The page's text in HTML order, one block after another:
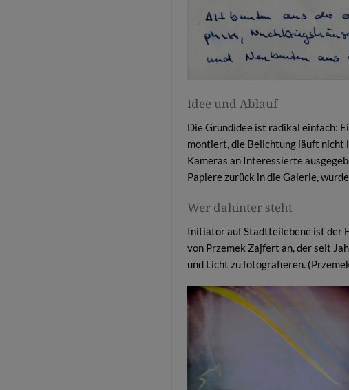
Idee und Ablauf
Die Grundidee ist radikal einfach:
montiert, die Belichtung läuft nicht
Kameras an Interessierte
Papiere zurück in die Galerie,
Wer dahinter steht
Initiator auf Stadtteilebene ist der
von Przemek Zajfert an, der seit
und Licht zu fotografieren. (